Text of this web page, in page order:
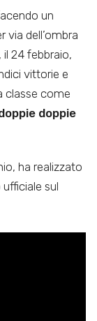
un
dell’ombra
il 24 febbraio,
vittorie e
classe come
doppie
ha realizzato
sul